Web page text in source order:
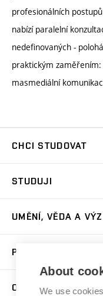
profesionálních
nabízí paralelní
nedefinovaných -
praktickým zaměřením:
masmediální
CHCI STUDOVAT
Přijímačky
Dny otevřených dveří
Přípravné kurzy
Studium bez bariér
STUDUJI
Časový plán studia
Studijní předpisy a
Studium a stáže v
UMĚNÍ, VĚDA A
Publikační činnost
PRO VEŘEJNOST
Letní školy a
O FAKULTĚ
About
We use